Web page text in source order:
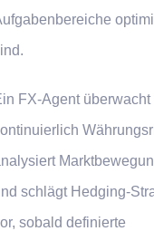
FX-Agent überwacht
schlägt Hedging-
sobald definierte